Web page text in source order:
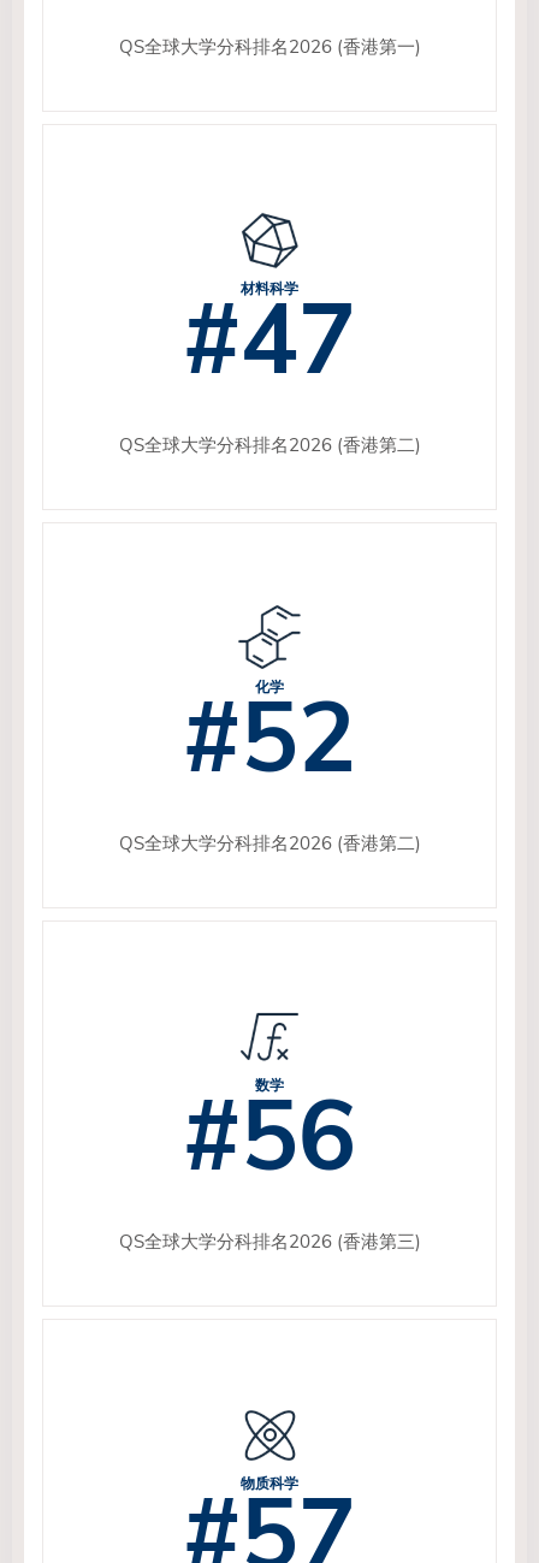
QS全球大学分科排名2026 (香港第一)
材料科学
#47
QS全球大学分科排名2026 (香港第二)
化学
#52
QS全球大学分科排名2026 (香港第二)
数学
#56
QS全球大学分科排名2026 (香港第三)
物质科学
#57